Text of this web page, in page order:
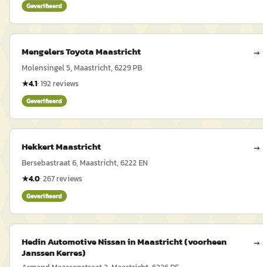
Geverifieerd
Mengelers Toyota Maastricht →
Molensingel 5, Maastricht, 6229 PB
★4.1·192 reviews
Geverifieerd
Hekkert Maastricht →
Bersebastraat 6, Maastricht, 6222 EN
★4.0·267reviews
Geverifieerd
Hedin Automotive Nissan in Maastricht (voorheen
Janssen Kerres)
→